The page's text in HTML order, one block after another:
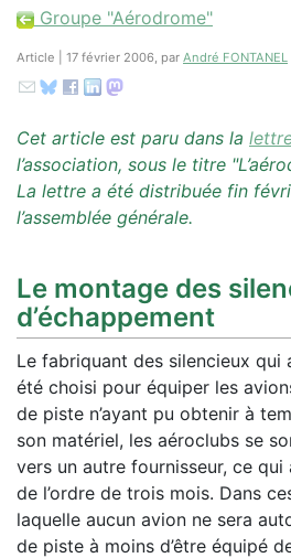
Groupe "Aérodrome"
Article | 17 février 2006, par André FONTANEL
Cet article est paru dans la
l’association, sous le titre
La lettre a été distribuée fin
l’assemblée générale.
Le montage des
d’échappement
Le fabriquant des silencieux qui
été choisi pour équiper les
de piste n’ayant pu obtenir à
son matériel, les aéroclubs se
vers un autre fournisseur, ce
de l’ordre de trois mois. Dans
laquelle aucun avion ne sera
de piste à moins d’être équipé